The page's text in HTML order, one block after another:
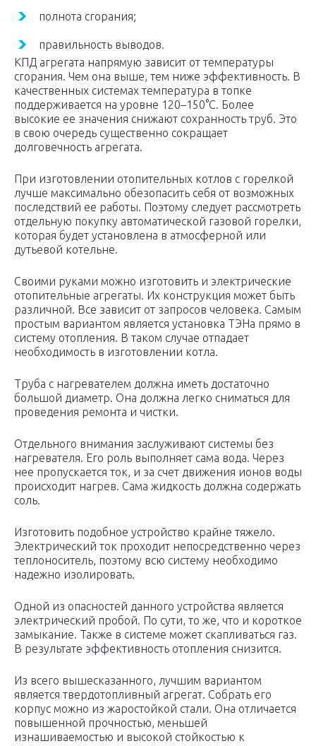
полнота сгорания;
правильность выводов.
КПД агрегата напрямую зависит от температуры
сгорания. Чем она выше, тем ниже эффективность. В
качественных системах температура в топке
поддерживается на уровне 120–150°С. Более
высокие ее значения снижают сохранность труб. Это
в свою очередь существенно сокращает
долговечность агрегата.
При изготовлении отопительных котлов с горелкой
лучше максимально обезопасить себя от возможных
последствий ее работы. Поэтому следует рассмотреть
отдельную покупку автоматической газовой горелки,
которая будет установлена в атмосферной или
дутьевой котельне.
Своими руками можно изготовить и электрические
отопительные агрегаты. Их конструкция может быть
различной. Все зависит от запросов человека. Самым
простым вариантом является установка ТЭНа прямо в
систему отопления. В таком случае отпадает
необходимость в изготовлении котла.
Труба с нагревателем должна иметь достаточно
большой диаметр. Она должна легко сниматься для
проведения ремонта и чистки.
Отдельного внимания заслуживают системы без
нагревателя. Его роль выполняет сама вода. Через
нее пропускается ток, и за счет движения ионов воды
происходит нагрев. Сама жидкость должна содержать
соль.
Изготовить подобное устройство крайне тяжело.
Электрический ток проходит непосредственно через
теплоноситель, поэтому всю систему необходимо
надежно изолировать.
Одной из опасностей данного устройства является
электрический пробой. По сути, то же, что и короткое
замыкание. Также в системе может скапливаться газ.
В результате эффективность отопления снизится.
Из всего вышесказанного, лучшим вариантом
является твердотопливный агрегат. Собрать его
корпус можно из жаростойкой стали. Она отличается
повышенной прочностью, меньшей
изнашиваемостью и высокой стойкостью к